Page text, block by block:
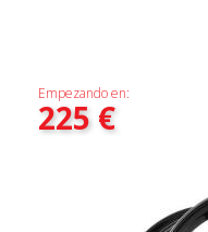
Empezando en:
225€